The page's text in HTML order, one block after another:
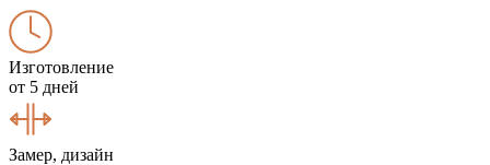
Изготовление
от 5 дней
Замер, дизайн